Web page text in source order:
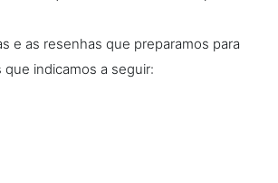
e as resenhas que preparamos para
indicamos a seguir: